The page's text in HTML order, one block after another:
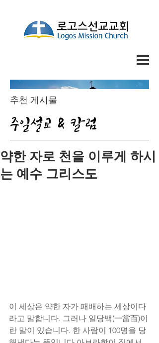
추천 게시물
주일설교 & 칼럼
약한 자로 천을 이루게 하시
는 예수 그리스도
이 세상은 약한 자가 패배하는 세상이다
라고 말합니다. 그러나 일당백(一當百)이
란 말이 있습니다. 한 사람이 100명을 당